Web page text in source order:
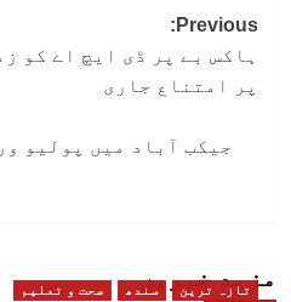
Post
navigation
Previous:
ہاکس بے پر ڈی ایچ اے کو
پر امتناع جاری
جیکب آباد میں پولیو
مزید خبریں
تازہ ترین سندھ صحت و تعلیم